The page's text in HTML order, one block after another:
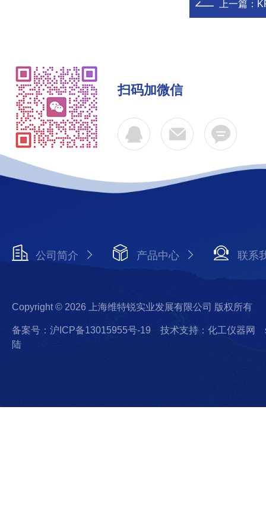
上一篇：
扫码加微信
公司简介 产品中心 联系
Copyright © 2026 上海维特锐实业发展有限公司 版权所有
备案号：沪ICP备13015955号-19 技术支持：化工仪器网
陆